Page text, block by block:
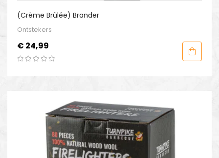
(Crème Brûlée) Brander
Ontstekers
Prijs
€ 24,99